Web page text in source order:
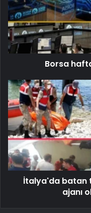
Borsa
İtalya'da batan
ajanı